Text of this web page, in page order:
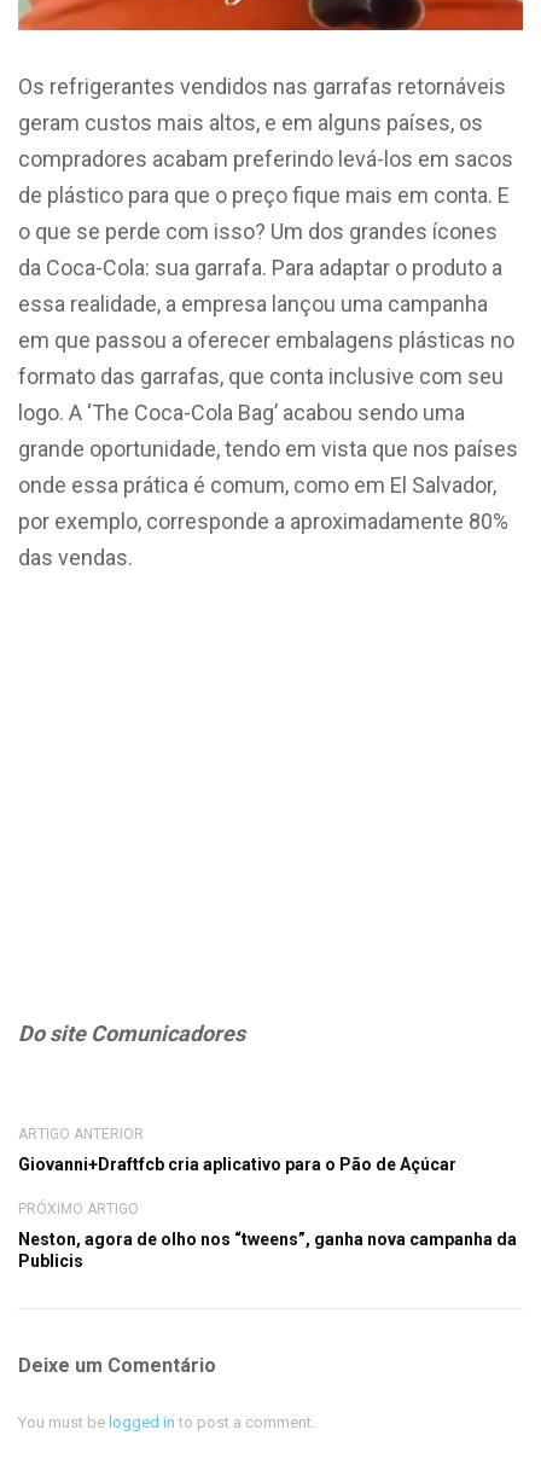
Os refrigerantes vendidos nas garrafas retornáveis
geram custos mais altos, e em alguns países, os
compradores acabam preferindo levá-los em sacos
de plástico para que o preço fique mais em conta. E
o que se perde com isso? Um dos grandes ícones
da Coca-Cola: sua garrafa. Para adaptar o produto a
essa realidade, a empresa lançou uma campanha
em que passou a oferecer embalagens plásticas no
formato das garrafas, que conta inclusive com seu
logo. A ‘The Coca-Cola Bag’ acabou sendo uma
grande oportunidade, tendo em vista que nos países
onde essa prática é comum, como em El Salvador,
por exemplo, corresponde a aproximadamente 80%
das vendas.
Do site Comunicadores
ARTIGO ANTERIOR
Giovanni+Draftfcb cria aplicativo para o Pão de Açúcar
PRÓXIMO ARTIGO
Neston, agora de olho nos “tweens”, ganha nova campanha da
Publicis
Deixe um Comentário
You must be logged in to post a comment.